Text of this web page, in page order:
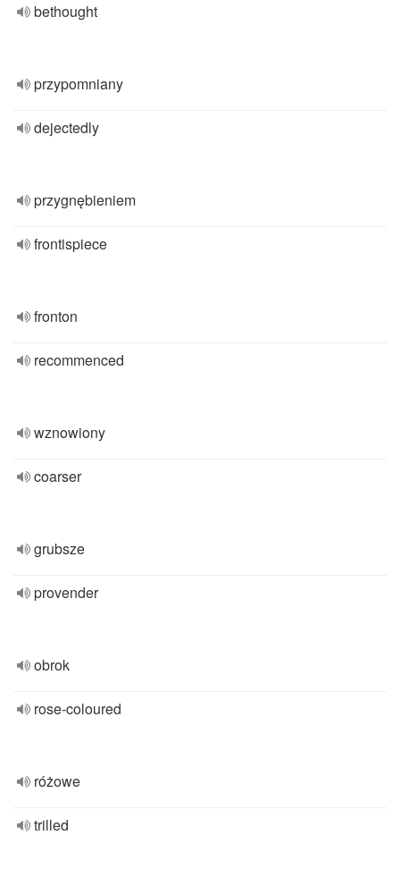
bethought
przypomniany
dejectedly
przygnębieniem
frontispiece
fronton
recommenced
wznowiony
coarser
grubsze
provender
obrok
rose-coloured
różowe
trilled